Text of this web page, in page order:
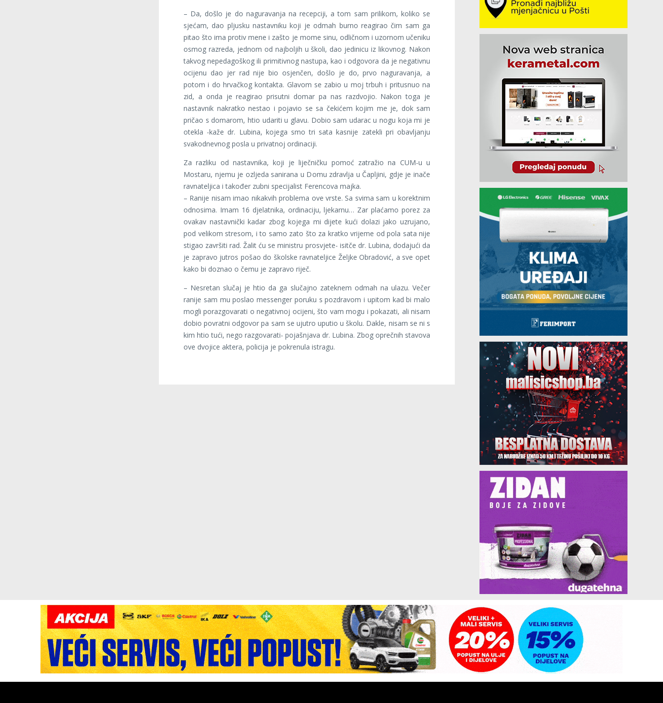
– Da, došlo je do naguravanja na recepciji, a tom sam prilikom, koliko se
sjećam, dao pljusku nastavniku koji je odmah burno reagirao čim sam ga
pitao što ima protiv mene i zašto je mome sinu, odličnom i uzornom učeniku
osmog razreda, jednom od najboljih u školi, dao jedinicu iz likovnog. Nakon
takvog nepedagoškog ili primitivnog nastupa, kao i odgovora da je negativnu
ocijenu dao jer rad nije bio osjenčen, došlo je do, prvo naguravanja, a
potom i do hrvačkog kontakta. Glavom se zabio u moj trbuh i pritusnuo na
zid, a onda je reagirao prisutni domar pa nas razdvojio. Nakon toga je
nastavnik nakratko nestao i pojavio se sa čekićem kojim me je, dok sam
pričao s domarom, htio udariti u glavu. Dobio sam udarac u nogu koja mi je
otekla -kaže dr. Lubina, kojega smo tri sata kasnije zatekli pri obavljanju
svakodnevnog posla u privatnoj ordinaciji.
Za razliku od nastavnika, koji je liječničku pomoć zatražio na CUM-u u
Mostaru, njemu je ozljeda sanirana u Domu zdravlja u Čapljini, gdje je inače
ravnateljica i također zubni specijalist Ferencova majka.
– Ranije nisam imao nikakvih problema ove vrste. Sa svima sam u korektnim
odnosima. Imam 16 djelatnika, ordinaciju, ljekarnu… Zar plaćamo porez za
ovakav nastavnički kadar zbog kojega mi dijete kući dolazi jako uzrujano,
pod velikom stresom, i to samo zato što za kratko vrijeme od pola sata nije
stigao završiti rad. Žalit ću se ministru prosvjete- isitče dr. Lubina, dodajući da
je zapravo jutros pošao do školske ravnateljice Željke Obradović, a sve opet
kako bi doznao o čemu je zapravo riječ.
– Nesretan slučaj je htio da ga slučajno zateknem odmah na ulazu. Večer
ranije sam mu poslao messenger poruku s pozdravom i upitom kad bi malo
mogli porazgovarati o negativnoj ocijeni, što vam mogu i pokazati, ali nisam
dobio povratni odgovor pa sam se ujutro uputio u školu. Dakle, nisam se ni s
kim htio tući, nego razgovarati- pojašnjava dr. Lubina. Zbog oprečnih stavova
ove dvojice aktera, policija je pokrenula istragu.